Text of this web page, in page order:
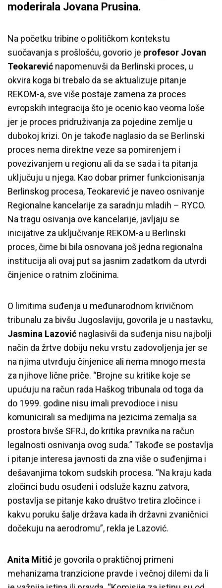
moderirala Jovana Prusina.
Na početku tribine o političkom kontekstu
suočavanja s prošlošću, govorio je profesor Jovan
Teokarević napomenuvši da Berlinski proces, u
okvira koga bi trebalo da se aktualizuje pitanje
REKOM-a, sve više postaje zamena za proces
evropskih integracija što je ocenio kao veoma loše
jer je proces pridruživanja za pojedine zemlje u
dubokoj krizi. On je takođe naglasio da se Berlinski
proces nema direktne veze sa pomirenjem i
povezivanjem u regionu ali da se sada i ta pitanja
uključuju u njega. Kao dobar primer funkcionisanja
Berlinskog procesa, Teokarević je naveo osnivanje
Regionalne kancelarije za saradnju mladih – RYCO.
Na tragu osivanja ove kancelarije, javljaju se
inicijative za uključivanje REKOM-a u Berlinski
proces, čime bi bila osnovana još jedna regionalna
institucija ali ovaj put sa jasnim zadatkom da utvrdi
činjenice o ratnim zločinima.
O limitima suđenja u međunarodnom krivičnom
tribunalu za bivšu Jugoslaviju, govorila je u nastavku,
Jasmina Lazović naglasivši da suđenja nisu najbolji
način da žrtve dobiju neku vrstu zadovoljenja jer se
na njima utvrđuju činjenice ali nema mnogo mesta
za njihove lične priče. “Brojne su kritike koje se
upućuju na račun rada Haškog tribunala od toga da
do 1999. godine nisu imali prevodioce i nisu
komunicirali sa medijima na jezicima zemalja sa
prostora bivše SFRJ, do kritika pravnika na račun
legalnosti osnivanja ovog suda.” Takođe se postavlja
i pitanje interesa javnosti da zna više o suđenjima i
dešavanjima tokom sudskih procesa. “Na kraju kada
zločinci budu osuđeni i odsluže kaznu zatvora,
postavlja se pitanje kako društvo tretira zločince i
kakvu poruku šalje država kada ih državni zvaničnici
dočekuju na aerodromu”, rekla je Lazović.
Anita Mitić je govorila o praktičnoj primeni
mehanizama tranzicione pravde i večnoj dilemi da li